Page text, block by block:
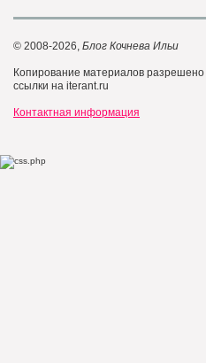
© 2008-2026, Блог Кочнева Ильи
Копирование материалов
ссылки на iterant.ru
Контактная информация